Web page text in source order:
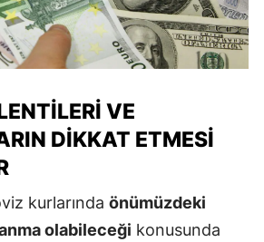
VE
DIKKAT ETMESI
kurlarında önümüzdeki
olabileceği konusunda